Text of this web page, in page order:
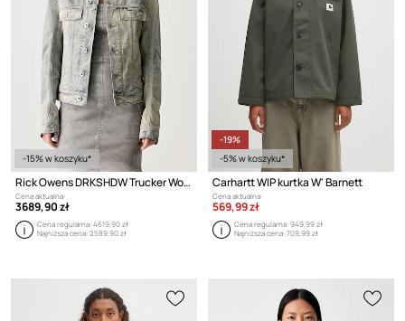
-15% w koszyku*
Rick Owens DRKSHDW Trucker Worker kurtka jeansowa damska
Cena aktualna:
3689,90 zł
Cena regularna:4619,90 zł
Najniższa cena:2589,90 zł
-19%
-5% w koszyku*
Carhartt WIP kurtka W' Barnett
Cena aktualna:
569,99 zł
Cena regularna:949,99 zł
Najniższa cena:709,99 zł